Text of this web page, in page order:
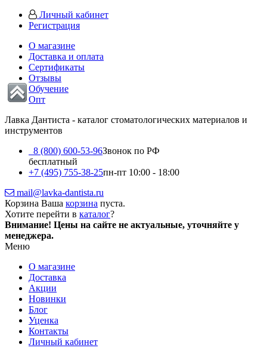
Личный кабинет
Регистрация
О магазине
Доставка и оплата
Сертификаты
Отзывы
Обучение
Опт
Лавка Дантиста - каталог стоматологических материалов и
инструментов
8 (800) 600-53-96Звонок по РФ
бесплатный
+7 (495) 755-38-25пн-пт 10:00 - 18:00
mail@lavka-dantista.ru
Корзина Ваша корзина пуста.
Хотите перейти в каталог?
Внимание! Цены на сайте не актуальные, уточняйте у
менеджера.
Меню
О магазине
Доставка
Акции
Новинки
Блог
Уценка
Контакты
Личный кабинет